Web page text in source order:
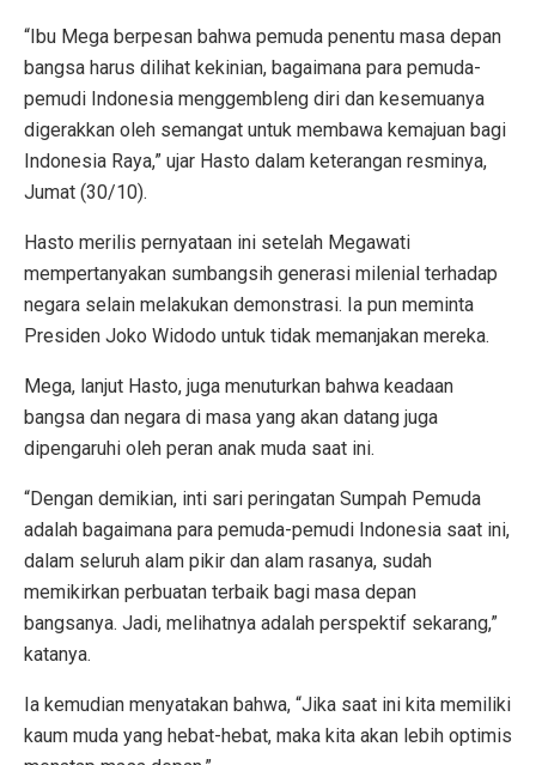
“Ibu Mega berpesan bahwa pemuda penentu masa depan
bangsa harus dilihat kekinian, bagaimana para pemuda-
pemudi Indonesia menggembleng diri dan kesemuanya
digerakkan oleh semangat untuk membawa kemajuan bagi
Indonesia Raya,” ujar Hasto dalam keterangan resminya,
Jumat (30/10).
Hasto merilis pernyataan ini setelah Megawati
mempertanyakan sumbangsih generasi milenial terhadap
negara selain melakukan demonstrasi. Ia pun meminta
Presiden Joko Widodo untuk tidak memanjakan mereka.
Mega, lanjut Hasto, juga menuturkan bahwa keadaan
bangsa dan negara di masa yang akan datang juga
dipengaruhi oleh peran anak muda saat ini.
“Dengan demikian, inti sari peringatan Sumpah Pemuda
adalah bagaimana para pemuda-pemudi Indonesia saat ini,
dalam seluruh alam pikir dan alam rasanya, sudah
memikirkan perbuatan terbaik bagi masa depan
bangsanya. Jadi, melihatnya adalah perspektif sekarang,”
katanya.
Ia kemudian menyatakan bahwa, “Jika saat ini kita memiliki
kaum muda yang hebat-hebat, maka kita akan lebih optimis